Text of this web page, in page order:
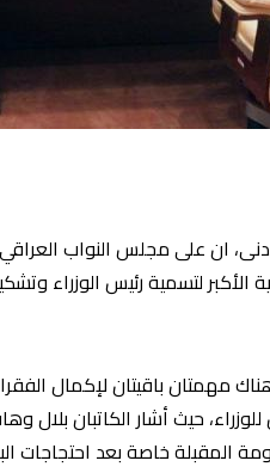
ان على مجلس النواب
الأكبر لتسمية رئيس
مهمتان باقيتان لإكمال
حيث أشار الكاتبان بلال
المقبلة خاصة بعد